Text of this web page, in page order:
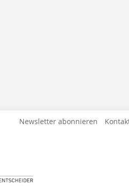
Newsletter abonnieren